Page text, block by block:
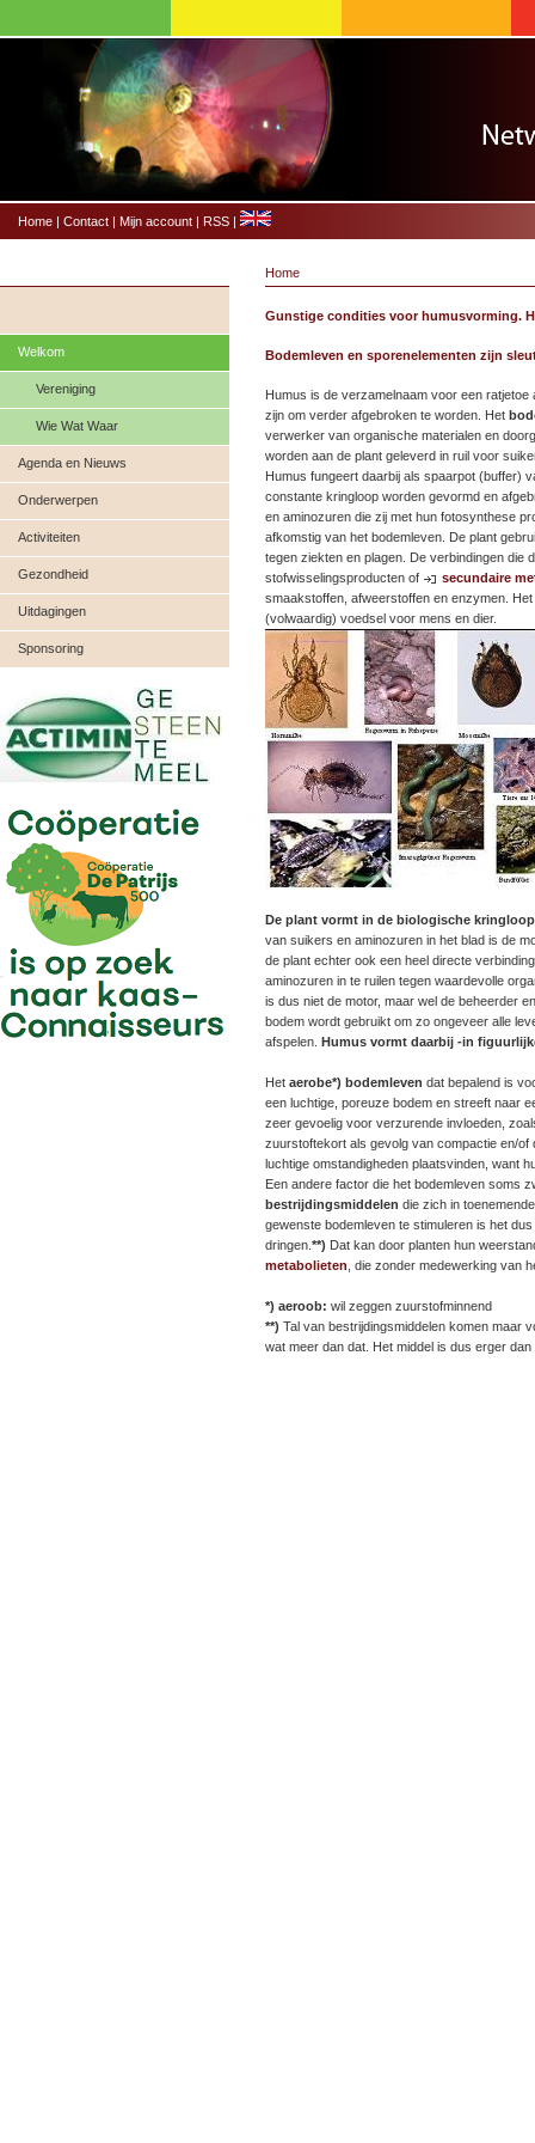
Home | Contact | Mijn account | RSS |
Welkom
Vereniging
Wie Wat Waar
Agenda en Nieuws
Onderwerpen
Activiteiten
Gezondheid
Uitdagingen
Sponsoring
Home
Gunstige condities voor humusvorming.
Bodemleven en sporenelementen zijn
Humus is de verzamelnaam voor een
zijn om verder afgebroken te worden. Het
verwerker van organische materialen en
worden aan de plant geleverd in ruil voor
Humus fungeert daarbij als spaarpot (buffer)
constante kringloop worden gevormd en
en aminozuren die zij met hun fotosynthese
afkomstig van het bodemleven. De plant
tegen ziekten en plagen. De verbindingen die
stofwisselingsproducten of
secundaire
smaakstoffen, afweerstoffen en enzymen.
(volwaardig) voedsel voor mens en dier.
De plant vormt in de biologische
van suikers en aminozuren in het blad is de
de plant echter ook een heel directe
aminozuren in te ruilen tegen waardevolle
is dus niet de motor, maar wel de beheerder
bodem wordt gebruikt om zo ongeveer alle
afspelen. Humus vormt daarbij -in
Het aerobe*) bodemleven dat bepalend is
een luchtige, poreuze bodem en streeft naar
zeer gevoelig voor verzurende invloeden,
zuurstoftekort als gevolg van compactie en/
luchtige omstandigheden plaatsvinden, want
Een andere factor die het bodemleven soms
bestrijdingsmiddelen die zich in
gewenste bodemleven te stimuleren is het
dringen. **) Dat kan door planten hun
metabolieten , die zonder medewerking van
*) aeroob: wil zeggen zuurstofminnend
**) Tal van bestrijdingsmiddelen komen maar
wat meer dan dat. Het middel is dus erger dan